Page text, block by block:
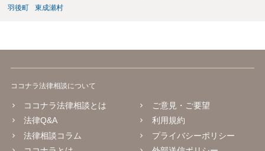
羽後町
東成瀬村
ココナラ法律相談について
ココナラ法律相談とは
法律Q&A
法律相談コラム
ご意見・ご要望
利用規約
プライバシーポリシー